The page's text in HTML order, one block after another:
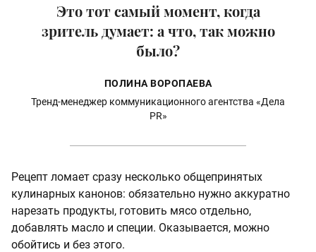
Это тот самый момент, когда
зритель думает: а что, так можно
было?
ПОЛИНА ВОРОПАЕВА
Тренд-менеджер коммуникационного агентства «Дела
PR»
Рецепт ломает сразу несколько общепринятых
кулинарных канонов: обязательно нужно аккуратно
нарезать продукты, готовить мясо отдельно,
добавлять масло и специи. Оказывается, можно
обойтись и без этого.